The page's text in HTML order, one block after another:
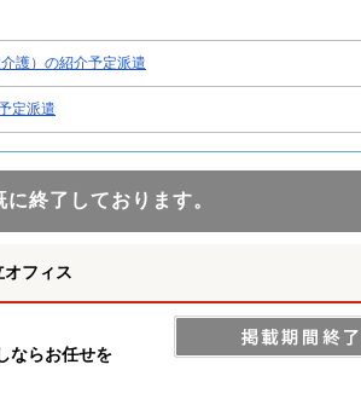
護）の紹介予定派遣
定派遣
終了しております。
フィス
ならお任せを